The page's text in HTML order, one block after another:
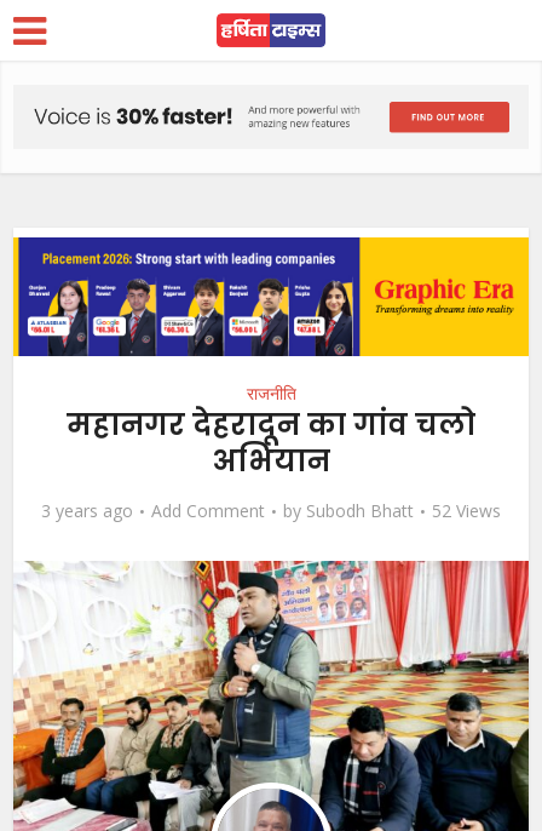
राजनीति
महानगर देहरादून का गांव चलो
अभियान
3 years ago Add Comment by Subodh Bhatt 52 Views